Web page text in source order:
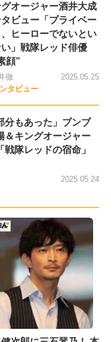
オージャー酒井大成
ビュー「プライベー
、ヒーローでないとい
」戦隊レッド俳優
顔”
徹
タビュー
2025.05.25
分もあった」ブンブ
＆キングオージャー
隊レッドの宿命」
2025.05.24